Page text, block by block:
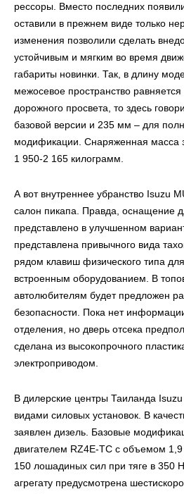
рессоры. Вместо последних
оставили в прежнем виде только
изменения позволили сделать
устойчивым и мягким во время
габариты новинки. Так, в длину
межосевое пространство
дорожного просвета, то здесь
базовой версии и 235 мм – для
модификации. Снаряженная масса
1 950-2 165 килограмм.
А вот внутреннее убранство Isuzu
салон пикапа. Правда, оснащение
представлено в улучшенном
представлена привычного вида
рядом клавиш физического типа
встроенным оборудованием. В
автолюбителям будет предложен
безопасности. Пока нет
отделения, но дверь отсека
сделана из высокопрочного
электроприводом.
В дилерские центры Таиланда
видами силовых установок. В
заявлен дизель. Базовые
двигателем RZ4E-TC с объемом
150 лошадиных сил при тяге в 350
агрегату предусмотрена